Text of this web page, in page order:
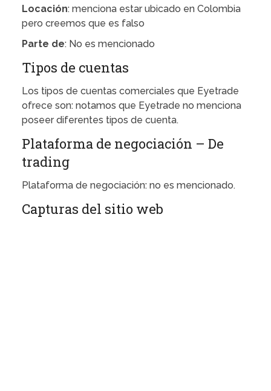
Locación: menciona estar ubicado en Colombia
pero creemos que es falso
Parte de: No es mencionado
Tipos de cuentas
Los tipos de cuentas comerciales que Eyetrade
ofrece son: notamos que Eyetrade no menciona
poseer diferentes tipos de cuenta.
Plataforma de negociación – De
trading
Plataforma de negociación: no es mencionado.
Capturas del sitio web